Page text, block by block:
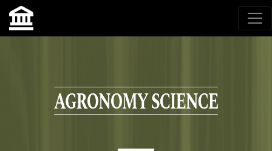
Agronomy Science, przyrodniczy lublin, czasopisma up,
czasopisma uniwersytet przyrodniczy lublin
Skip to main navigation menu
Skip to main content
Skip to site footer